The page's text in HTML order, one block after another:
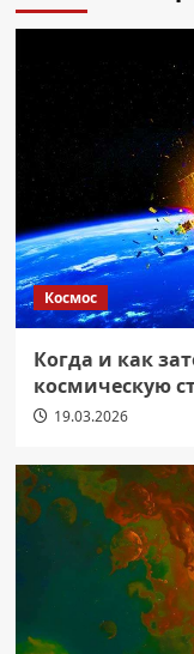
Космос
Когда и как
космическую
19.03.2026